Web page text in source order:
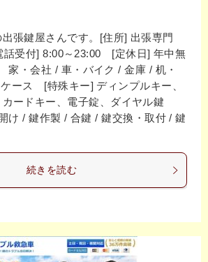
出張鍵屋さんです。[住所] 出張専門
受付] 8:00～23:00 [定休日] 年中無
・会社 / 車・バイク / 金庫 / 机・
ース [特殊キー] ディンプルキー、
カードキー、電子錠、ダイヤル鍵
/ 鍵作製 / 合鍵 / 鍵交換・取付 / 鍵
続きを読む